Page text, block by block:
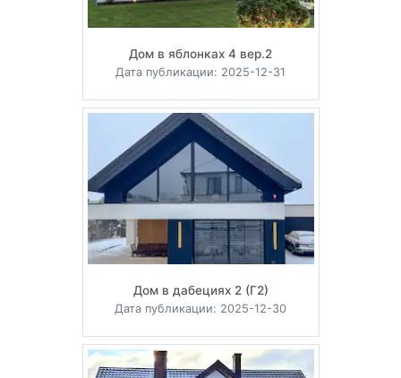
Дом в яблонках 4 вер.2
Дата публикации: 2025-12-31
Дом в дабециях 2 (Г2)
Дата публикации: 2025-12-30